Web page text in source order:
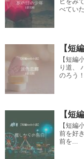
べてい
【短
【短
り道、
のろう
【短
【短編
前を好
前を...